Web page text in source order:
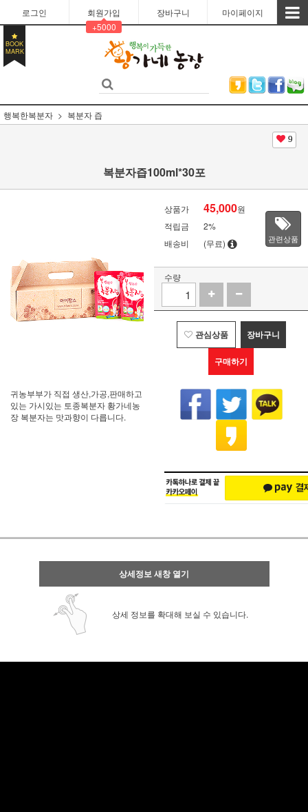
로그인
회원가입
+5000
장바구니 마이페이지
BOOK
MARK
행복한복분자 복분자 즙
9
복분자즙100ml*30포
귀농부부가 직접 생산,가공,판매하고
있는 가시있는 토종복분자 황가네농
장 복분자는 맛과향이 다릅니다.
상품가 45,000원
적립금
2%
배송비
(무료) 관련상품
수량
관심상품 장바구니
구매하기
상세정보 새창 열기
상세 정보를 확대해 보실 수 있습니다.